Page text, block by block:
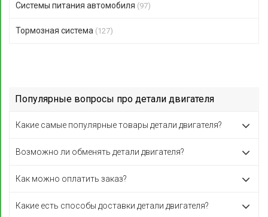
Системы питания автомобиля (97)
Тормозная система (127)
Популярные вопросы про детали двигателя
Какие самые популярные товары детали двигателя?
Возможно ли обменять детали двигателя?
Как можно оплатить заказ?
Какие есть способы доставки детали двигателя?